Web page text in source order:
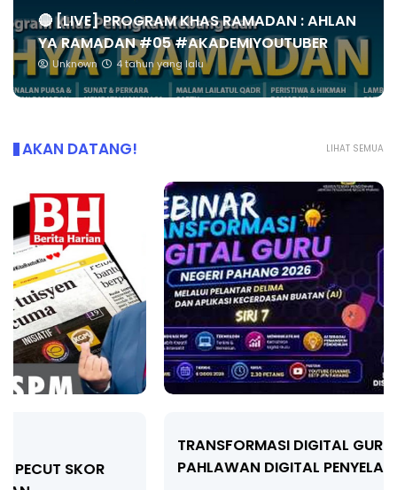
🔴 [LIVE] PROGRAM KHAS RAMADAN : AHLAN
YA RAMADAN #05 #AKADEMIYOUTUBER
Unknown 4 tahun yang lalu
LIHAT SEMUA
AKAN DATANG!
TRANSFORMASI DIGITAL GURU SIRI 7 :
PAHLAWAN DIGITAL PENYELAMAT DUNIA